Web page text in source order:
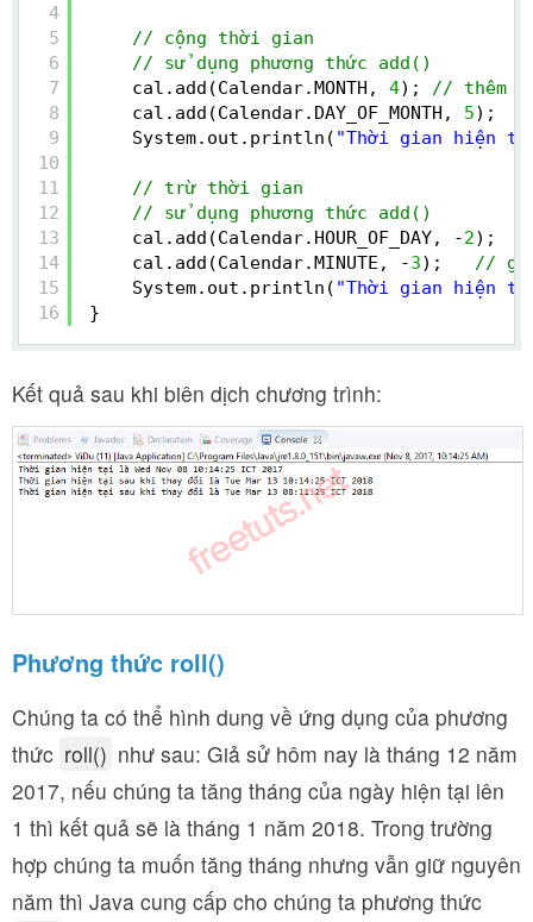
4
5
6
7
8
9
10
11
12
13
14
15
16
// cộng thời gian
// sử dụng phương thức add()
cal.add(Calendar.MONTH, 4); // thêm 4
cal.add(Calendar.DAY_OF_MONTH, 5);
System.out.println( "Thời gian hiện
// trừ thời gian
// sử dụng phương thức add()
cal.add(Calendar.HOUR_OF_DAY, -2);
cal.add(Calendar.MINUTE, -3); //
System.out.println( "Thời gian hiện
}
Kết quả sau khi biên dịch chương trình:
Phương thức roll()
Chúng ta có thể hình dung về ứng dụng của phương
thức roll() như sau: Giả sử hôm nay là tháng 12 năm
2017, nếu chúng ta tăng tháng của ngày hiện tại lên
1 thì kết quả sẽ là tháng 1 năm 2018. Trong trường
hợp chúng ta muốn tăng tháng nhưng vẫn giữ nguyên
năm thì Java cung cấp cho chúng ta phương thức